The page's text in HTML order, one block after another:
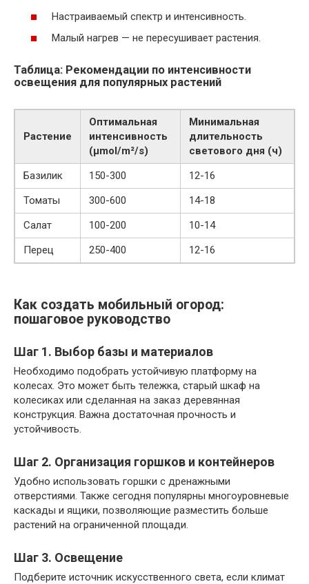
Настраиваемый спектр и интенсивность.
Малый нагрев — не пересушивает растения.
Таблица: Рекомендации по интенсивности
освещения для популярных растений
Растение
Оптимальная
интенсивность
(µmol/m²/s)
Минимальная
длительность
светового дня (ч)
Базилик
150-300
12-16
Томаты
300-600
14-18
Салат
100-200
10-14
Перец
250-400 12-16
Как создать мобильный огород:
пошаговое руководство
Шаг 1. Выбор базы и материалов
Необходимо подобрать устойчивую платформу на
колесах. Это может быть тележка, старый шкаф на
колесиках или сделанная на заказ деревянная
конструкция. Важна достаточная прочность и
устойчивость.
Шаг 2. Организация горшков и контейнеров
Удобно использовать горшки с дренажными
отверстиями. Также сегодня популярны многоуровневые
каскады и ящики, позволяющие разместить больше
растений на ограниченной площади.
Шаг 3. Освещение
Подберите источник искусственного света, если климат